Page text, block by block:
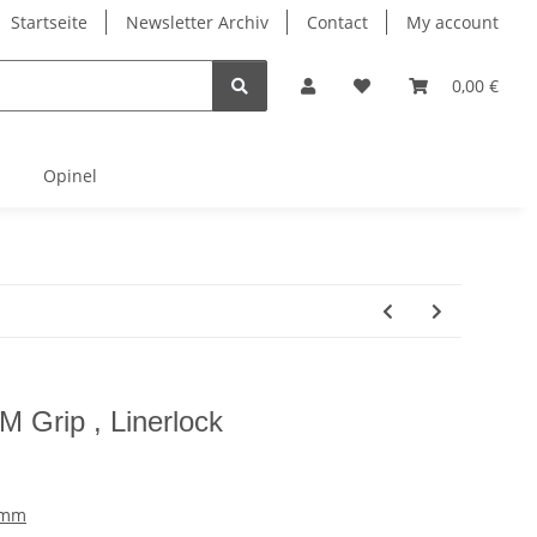
Startseite Newsletter Archiv Contact My account
0,00 €
Opinel
Grip , Linerlock